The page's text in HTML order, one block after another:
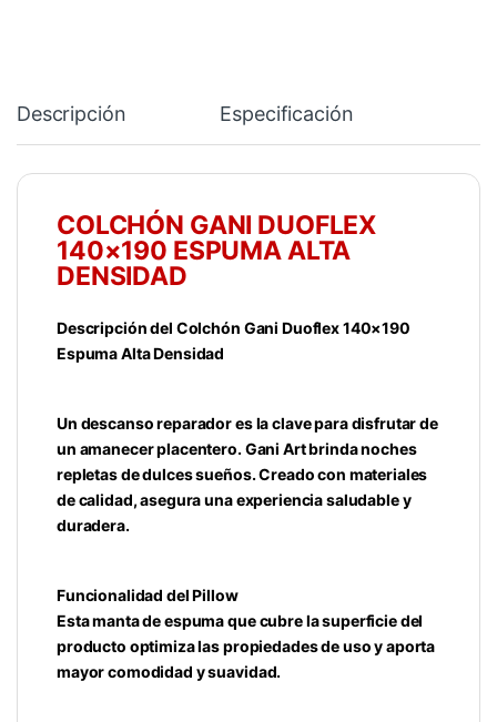
Descripción Especificación
COLCHÓN GANI DUOFLEX
140×190 ESPUMA ALTA
DENSIDAD
Descripción del Colchón Gani Duoflex 140×190
Espuma Alta Densidad
Un descanso reparador es la clave para disfrutar de
un amanecer placentero. Gani Art brinda noches
repletas de dulces sueños. Creado con materiales
de calidad, asegura una experiencia saludable y
duradera.
Funcionalidad del Pillow
Esta manta de espuma que cubre la superficie del
producto optimiza las propiedades de uso y aporta
mayor comodidad y suavidad.